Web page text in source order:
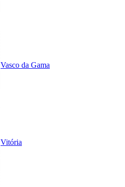
Vasco da Gama
Vitória